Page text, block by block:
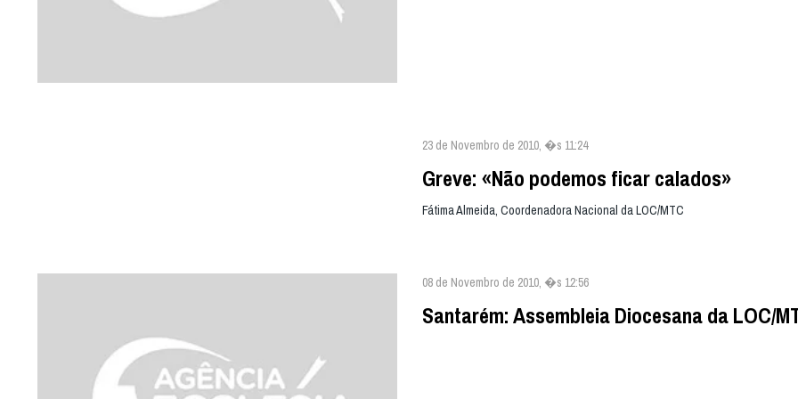
23 de Novembro de 2010, �s 11:24
Greve: «Não podemos ficar calados»
Fátima Almeida, Coordenadora Nacional da LOC/MTC
08 de Novembro de 2010, �s 12:56
Santarém: Assembleia Diocesana da LOC/